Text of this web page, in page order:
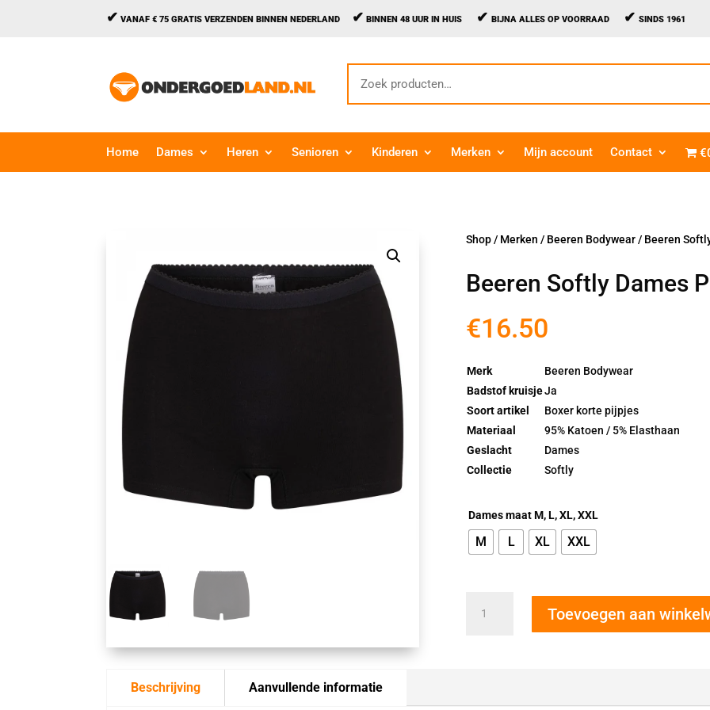
✔ VANAF € 75 GRATIS VERZENDEN BINNEN NEDERLAND ✔ BINNEN 48 UUR IN HUIS ✔BIJNA ALLES OP VOORRAAD ✔SINDS 1961
Zoeken
naar:
Home Dames Heren Senioren Kinderen Merken Mijn account Contact
Shop/ Merken / Beeren Bodywear/ Beeren
Beeren Softly Dames
€16.50
Merk
Beeren Bodywear
Badstof kruisjeJa
Soort artikel
Boxer korte pijpjes
Materiaal
95% Katoen / 5% Elasthaan
Geslacht
Dames
Collectie
Softly
Dames maat M, L, XL, XXL
M L XL XXL
Softly
Toevoegen aan
Beschrijving Aanvullende informatie